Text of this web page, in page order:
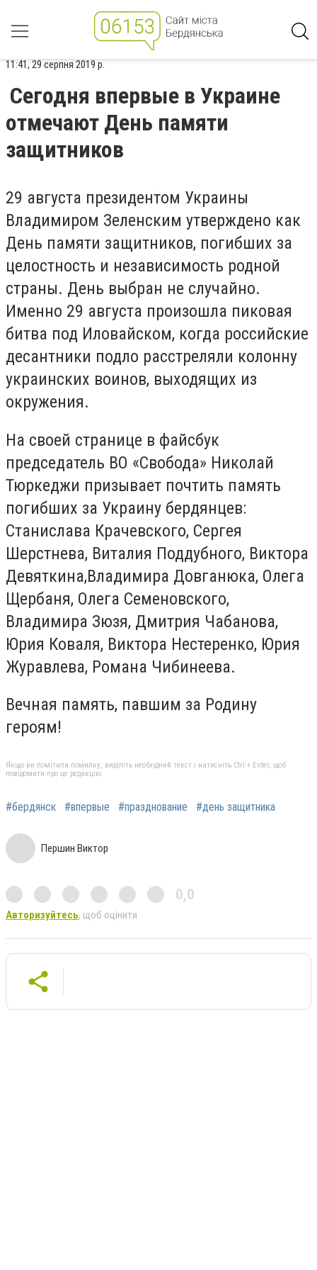
11:41, 29 серпня 2019 р.
Сегодня впервые в Украине
отмечают День памяти
защитников
29 августа президентом Украины
Владимиром Зеленским утверждено как
День памяти защитников, погибших за
целостность и независимость родной
страны. День выбран не случайно.
Именно 29 августа произошла пиковая
битва под Иловайском, когда российские
десантники подло расстреляли колонну
украинских воинов, выходящих из
окружения.
На своей странице в файсбук
председатель ВО «Свобода» Николай
Тюркеджи призывает почтить память
погибших за Украину бердянцев:
Станислава Крачевского, Сергея
Шерстнева, Виталия Поддубного, Виктора
Девяткина,Владимира Довганюка, Олега
Щербаня, Олега Семеновского,
Владимира Зюзя, Дмитрия Чабанова,
Юрия Коваля, Виктора Нестеренко, Юрия
Журавлева, Романа Чибинеева.
Вечная память, павшим за Родину
героям!
Якщо ви помітили помилку, виділіть необхідний текст і натисніть Ctrl + Enter, щоб
повідомити про це редакцію
#бердянск #впервые #празднование #день защитника
Першин Виктор
0,0
Авторизуйтесь, щоб оцінити